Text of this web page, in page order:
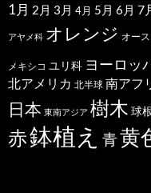
1月 2月 3月 4月 5月 6月 7
アヤメ科 オレンジ オー
メキシコ ユリ科 ヨーロッ
北アメリカ 北半球 南アフ
日本 東南アジア 樹木 球
赤鉢植え 青黄